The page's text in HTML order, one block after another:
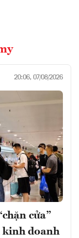
20:06, 07/08/2026
cửa”
kinh doanh